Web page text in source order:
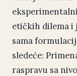
etičkih dilema i
sama
sledeće:
raspravu sa